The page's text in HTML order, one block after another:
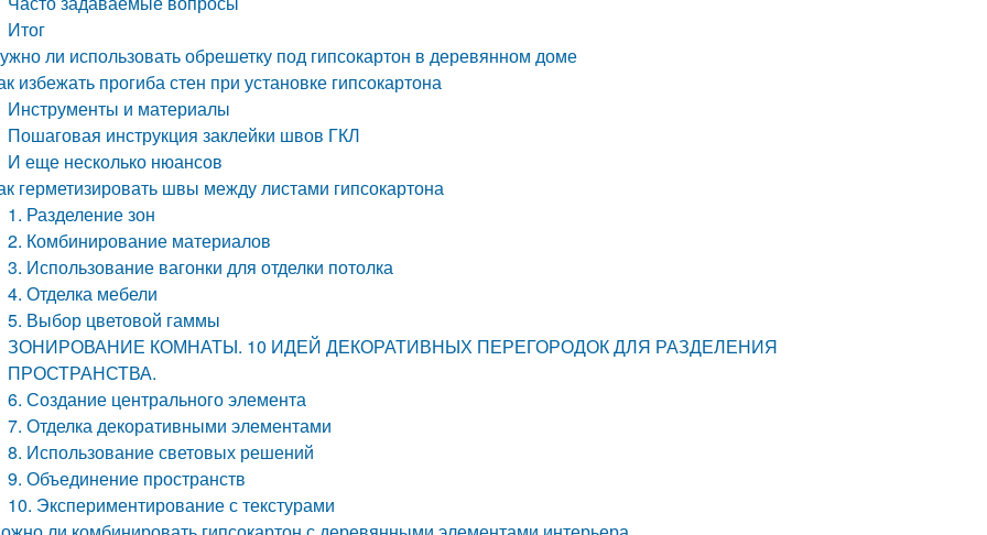
Итог
ли использовать обрешетку под гипсокартон в деревянном доме
избежать прогиба стен при установке гипсокартона
Инструменты и материалы
Пошаговая инструкция заклейки швов ГКЛ
И еще несколько нюансов
герметизировать швы между листами гипсокартона
1. Разделение зон
2. Комбинирование материалов
3. Использование вагонки для отделки потолка
4. Отделка мебели
5. Выбор цветовой гаммы
ЗОНИРОВАНИЕ КОМНАТЫ. 10 ИДЕЙ ДЕКОРАТИВНЫХ ПЕРЕГОРОДОК ДЛЯ РАЗДЕЛЕНИЯ
ПРОСТРАНСТВА.
6. Создание центрального элемента
7. Отделка декоративными элементами
8. Использование световых решений
9. Объединение пространств
10. Экспериментирование с текстурами